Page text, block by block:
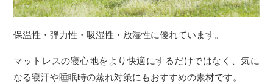
保温性・弾力性・吸湿性・放湿性に優れています。
マットレスの寝心地をより快適にするだけではなく、気に
なる寝汗や睡眠時の蒸れ対策にもおすすめの素材です。